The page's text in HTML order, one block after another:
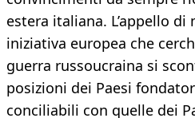
estera italiana. L’appello
iniziativa europea che
guerra russoucraina si
posizioni dei Paesi
conciliabili con quelle dei